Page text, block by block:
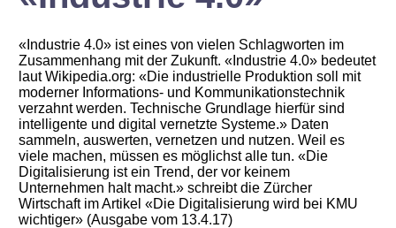
«Industrie 4.0» ist eines von vielen Schlagworten im
Zusammenhang mit der Zukunft. «Industrie 4.0» bedeutet
laut Wikipedia.org: «Die industrielle Produktion soll mit
moderner Informations- und Kommunikationstechnik
verzahnt werden. Technische Grundlage hierfür sind
intelligente und digital vernetzte Systeme.» Daten
sammeln, auswerten, vernetzen und nutzen. Weil es
viele machen, müssen es möglichst alle tun. «Die
Digitalisierung ist ein Trend, der vor keinem
Unternehmen halt macht.» schreibt die Zürcher
Wirtschaft im Artikel «Die Digitalisierung wird bei KMU
wichtiger» (Ausgabe vom 13.4.17)